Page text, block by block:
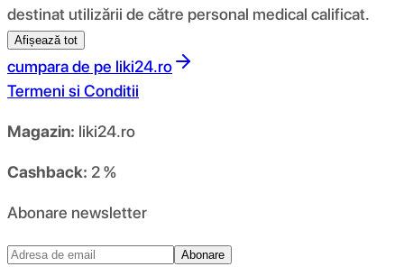
destinat utilizării de către personal medical calificat.
Afișează tot
cumpara de pe liki24.ro
Termeni si Conditii
Magazin: liki24.ro
Cashback: 2 %
Abonare newsletter
Abonare